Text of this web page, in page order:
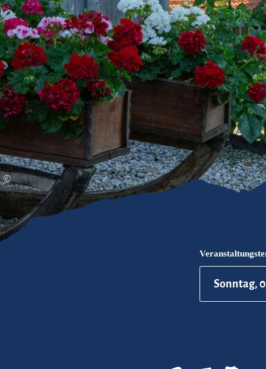
Gleitschirmfliegen &
Luftsport
Interaktive Vollbildkarte
©
Sonntag,